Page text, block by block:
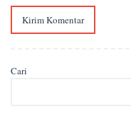
Cari